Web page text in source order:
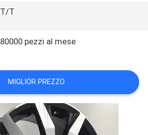
T/T
80000 pezzi al mese
MIGLIOR PREZZO